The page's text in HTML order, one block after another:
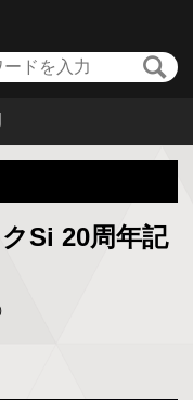
Si 20周年記